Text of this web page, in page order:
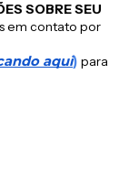
SOBRE SEU
em contato por
aqui) para